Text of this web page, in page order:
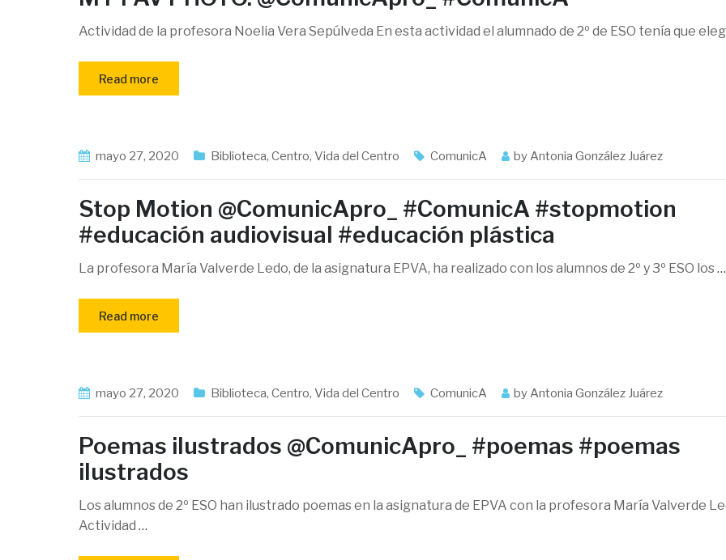
Actividad de la profesora Noelia Vera Sepúlveda En esta actividad el alumnado de 2º de ESO tenía que
Read more
mayo 27, 2020 Biblioteca, Centro, Vida del Centro ComunicA byAntonia González Juárez
Stop Motion @ComunicApro_ #ComunicA #stopmotion
#educación audiovisual #educación plástica
La profesora María Valverde Ledo, de la asignatura EPVA, ha realizado con los alumnos de 2º y 3º ESO los …
Read more
mayo 27, 2020 Biblioteca, Centro, Vida del Centro ComunicA byAntonia González Juárez
Poemas ilustrados @ComunicApro_ #poemas #poemas
ilustrados
Los alumnos de 2º ESO han ilustrado poemas en la asignatura de EPVA con la profesora María Valverde
Actividad …